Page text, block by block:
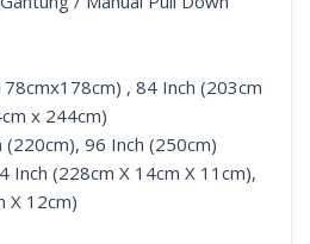
, 84 Inch (203cm
x 244cm)
(220cm), 96 Inch (250cm)
Inch (228cm X 14cm X 11cm),
X 12cm)